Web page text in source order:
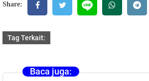
Share:
Tag Terkait:
Baca juga: